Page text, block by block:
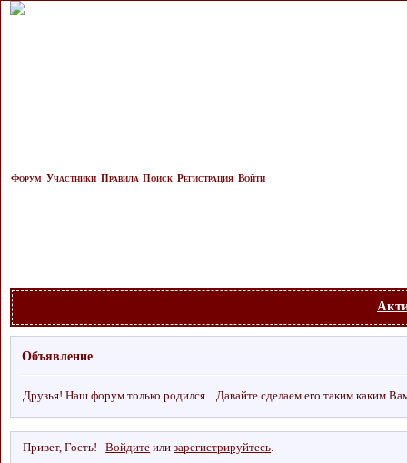
Форум Участники Правила Поиск Регистрация Войти
Объявление
Друзья! Наш форум только родился... Давайте сделаем его таким каким
Привет, Гость! Войдите илизарегистрируйтесь.